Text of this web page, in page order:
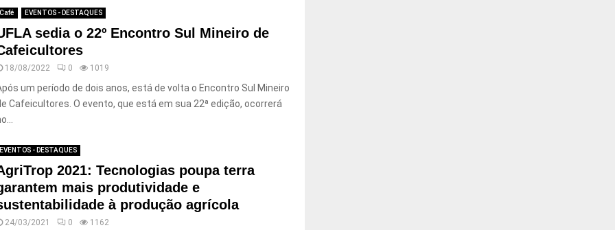
Café EVENTOS - DESTAQUES
sedia o 22º Encontro Sul Mineiro de
18/08/2022 0 1019
um período de dois anos, está de volta o Encontro Sul Mineiro
Cafeicultores. O evento, que está em sua 22ª edição, ocorrerá
EVENTOS - DESTAQUES
2021: Tecnologias poupa terra
mais produtividade e
à produção agrícola
24/03/2021 0 1162